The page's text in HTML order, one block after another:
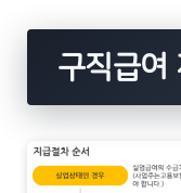
구직급여